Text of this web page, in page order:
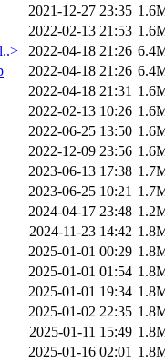
2021-12-27 23:35
2022-02-13 21:53
2022-04-18 21:26
2022-04-18 21:26
2022-04-18 21:31
2022-02-13 10:26
2022-06-25 13:50
2022-12-09 23:56
2023-06-13 17:38
2023-06-25 10:21
2024-04-17 23:48
2024-11-23 14:42
2025-01-01 00:29
2025-01-01 01:54
2025-01-01 19:34
2025-01-02 22:35
2025-01-11 15:49
2025-01-16 02:01